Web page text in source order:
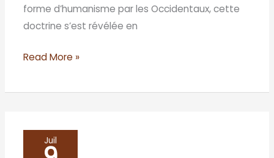
forme d’humanisme par les Occidentaux, cette
doctrine s’est révélée en
Read More »
Juil
Camilla
Wilson